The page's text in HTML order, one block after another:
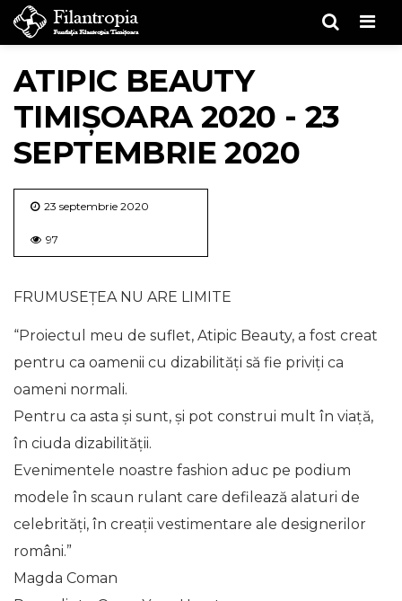
ATIPIC BEAUTY
TIMIŞOARA 2020 - 23
SEPTEMBRIE 2020
23 septembrie 2020
97
FRUMUSEŢEA NU ARE LIMITE
“Proiectul meu de suflet, Atipic Beauty, a fost creat
pentru ca oamenii cu dizabilităţi să fie priviţi ca
oameni normali.
Pentru ca asta şi sunt, şi pot construi mult în viaţă,
în ciuda dizabilităţii.
Evenimentele noastre fashion aduc pe podium
modele în scaun rulant care defilează alaturi de
celebrităţi, în creaţii vestimentare ale designerilor
români.”
Magda Coman